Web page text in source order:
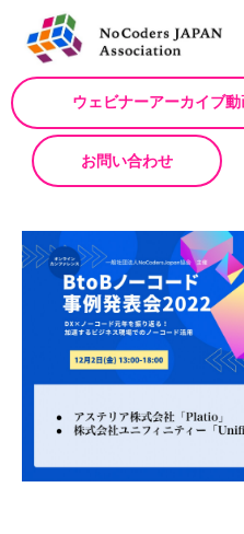
ウェビナーアーカイブ動
お問い合わせ
ミ
お知ら
イベ
No Code サー